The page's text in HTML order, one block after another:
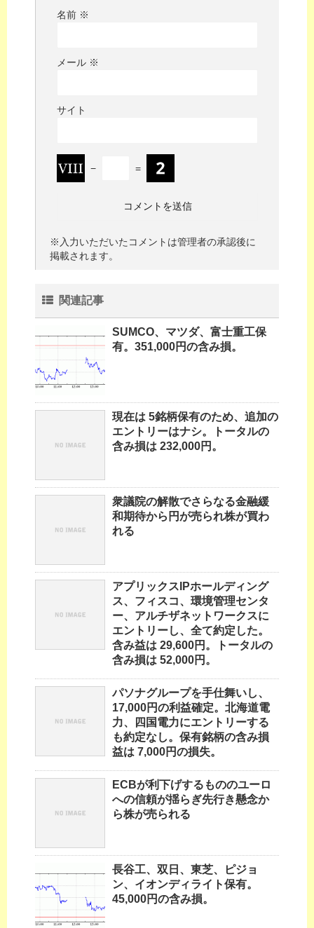
名前 ※
メール ※
サイト
− =
※入力いただいたコメントは管理者の承認後に
掲載されます。
関連記事
SUMCO、マツダ、富士重工保
有。351,000円の含み損。
現在は 5銘柄保有のため、追加の
エントリーはナシ。トータルの
含み損は 232,000円。
衆議院の解散でさらなる金融緩
和期待から円が売られ株が買わ
れる
アプリックスIPホールディング
ス、フィスコ、環境管理センタ
ー、アルチザネットワークスに
エントリーし、全て約定した。
含み益は 29,600円。トータルの
含み損は 52,000円。
パソナグループを手仕舞いし、
17,000円の利益確定。北海道電
力、四国電力にエントリーする
も約定なし。保有銘柄の含み損
益は 7,000円の損失。
ECBが利下げするもののユーロ
への信頼が揺らぎ先行き懸念か
ら株が売られる
長谷工、双日、東芝、ピジョ
ン、イオンディライト保有。
45,000円の含み損。